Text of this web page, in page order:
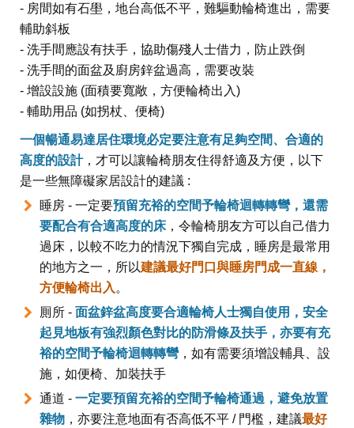
- 房間如有石壆，地台高低不平，難驅動輪椅進出，需要
輔助斜板
- 洗手間應設有扶手，協助傷殘人士借力，防止跌倒
- 洗手間的面盆及廚房鋅盆過高，需要改裝
- 增設設施 (面積要寬敞，方便輪椅出入)
- 輔助用品 (如拐杖、便椅)
一個暢通易達居住環境必定要注意有足夠空間、合適的
高度的設計，才可以讓輪椅朋友住得舒適及方便，以下
是一些無障礙家居設計的建議 :
睡房 - 一定要預留充裕的空間予輪椅迴轉轉彎，還需
要配合有合適高度的床，令輪椅朋友方可以自己借力
過床，以較不吃力的情況下獨自完成，睡房是最常用
的地方之一，所以建議最好門口與睡房門成一直線，
方便輪椅出入 。
厠所 - 面盆鋅盆高度要合適輪椅人士獨自使用，安全
起見地板有強烈顏色對比的防滑條及扶手，亦要有充
裕的空間予輪椅迴轉轉彎，如有需要須增設輔具、設
施，如便椅、加裝扶手
通道 - 一定要預留充裕的空間予輪椅通過，避免放置
雜物 ，亦要注意地面有否高低不平 / 門檻，建議最好